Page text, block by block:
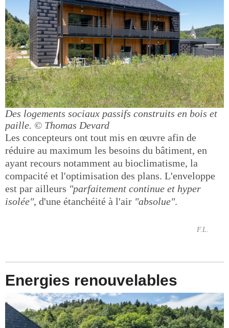
Des logements sociaux passifs construits en bois et
paille. © Thomas Devard
Les concepteurs ont tout mis en œuvre afin de
réduire au maximum les besoins du bâtiment, en
ayant recours notamment au bioclimatisme, la
compacité et l'optimisation des plans. L'enveloppe
est par ailleurs "parfaitement continue et hyper
isolée", d'une étanchéité à l'air "absolue".
F.L.
Energies renouvelables